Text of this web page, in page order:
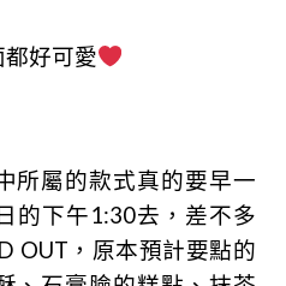
好可愛
所屬的款式真的要早一
的下午1:30去，差不多
OUT，原本預計要點的